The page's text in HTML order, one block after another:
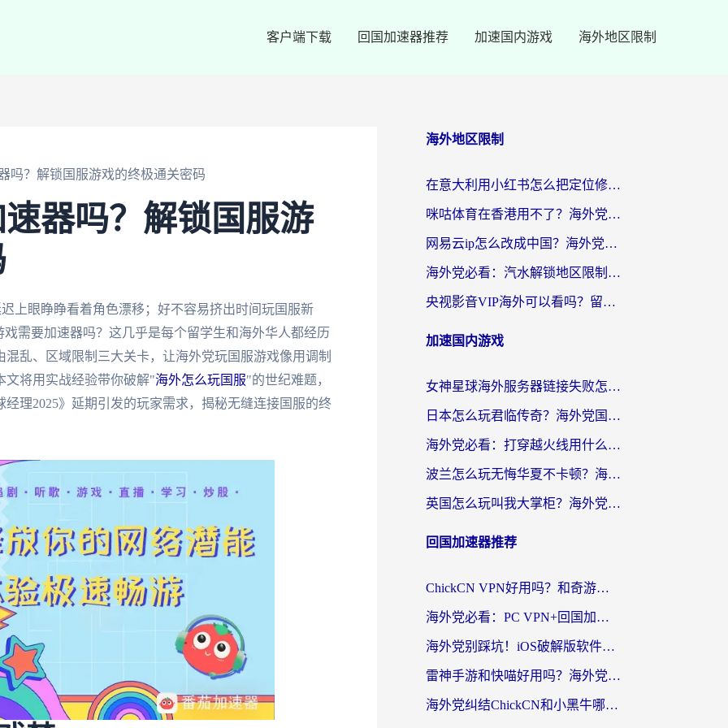
客户端下载 回国加速器推荐 加速国内游戏 海外地区限制
吗？解锁国服游戏的终极通关密码
器吗？解锁国服游
上眼睁睁看着角色漂移；好不容易挤出时间玩国服新
需要加速器吗？这几乎是每个留学生和海外华人都经历
乱、区域限制三大关卡，让海外党玩国服游戏像用调制
将用实战经验带你破解"海外怎么玩国服"的世纪难题，
理2025》延期引发的玩家需求，揭秘无缝连接国服的终
海外地区限制
在意大利用小红书怎么把定位修改到中国国内？3个实用技巧+1个靠谱工具帮你搞定
咪咕体育在香港用不了？海外党必看的回国加速器选择指南（附3个真实场景解决方案）
网易云ip怎么改成中国？海外党听音乐听书的无痛解决方案
海外党必看：汽水解锁地区限制怎么解除？3招解决国内影音&生活服务难题
央视影音VIP海外可以看吗？留学生亲测有效的回国加速器选择指南
加速国内游戏
女神星球海外服务器链接失败怎么解决？海外党国服游戏加速避坑指南
日本怎么玩君临传奇？海外党国服游戏加速避坑指南（附菲律宾欧洲玩家实测）
海外党必看：打穿越火线用什么加速器？解决延迟卡顿，还能玩奇妙拼图世界和第五人格
波兰怎么玩无悔华夏不卡顿？海外国服游戏加速器终极指南（附征途2萤火突击解决方案）
英国怎么玩叫我大掌柜？海外党国服游戏加速避坑指南（附实测推荐）
回国加速器推荐
ChickCN VPN好用吗？和奇游手游VPN对比哪个回国效果更好？海外党亲测实用指南
海外党必看：PC VPN+回国加速器怎么选？无缝访问国内资源全攻略
海外党别踩坑！iOS破解版软件不可靠？教你选对回国加速器无缝看国内资源
雷神手游和快喵好用吗？海外党亲测5款回国加速器，附斧牛Bling对比+微信视频号解决办法
海外党纠结ChickCN和小黑牛哪个好？一篇帮你选对回国加速器的实用指南